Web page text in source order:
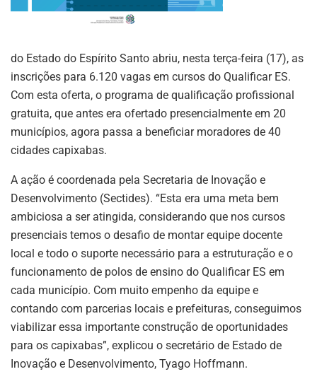
do Estado do Espírito Santo abriu, nesta terça-feira (17), as
inscrições para 6.120 vagas em cursos do Qualificar ES.
Com esta oferta, o programa de qualificação profissional
gratuita, que antes era ofertado presencialmente em 20
municípios, agora passa a beneficiar moradores de 40
cidades capixabas.
A ação é coordenada pela Secretaria de Inovação e
Desenvolvimento (Sectides). “Esta era uma meta bem
ambiciosa a ser atingida, considerando que nos cursos
presenciais temos o desafio de montar equipe docente
local e todo o suporte necessário para a estruturação e o
funcionamento de polos de ensino do Qualificar ES em
cada município. Com muito empenho da equipe e
contando com parcerias locais e prefeituras, conseguimos
viabilizar essa importante construção de oportunidades
para os capixabas”, explicou o secretário de Estado de
Inovação e Desenvolvimento, Tyago Hoffmann.